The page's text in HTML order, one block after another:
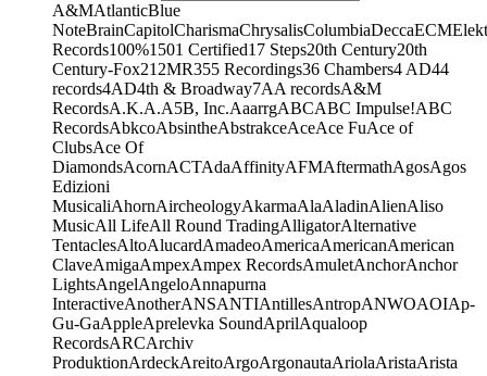
A&MAtlanticBlue
NoteBrainCapitolCharismaChrysalisColumbiaDeccaECM
Records100%1501 Certified17 Steps20th Century20th
Century-Fox21 2MR355 Recordings36 Chambers4 AD44
records4AD4th & Broadway7AA recordsA&M
RecordsA.K.A.A5B, Inc.AaarrgABCABC Impulse!ABC
RecordsAbkcoAbsintheAbstrakceAceAce FuAce of
ClubsAce Of
DiamondsAcornACTAdaAffinityAFMAftermathAgosAgos
Edizioni
MusicaliAhornAircheologyAkarmaAlaAladinAlienAliso
MusicAll LifeAll Round TradingAlligatorAlternative
TentaclesAltoAlucardAmadeoAmericaAmericanAmerican
ClaveAmigaAmpexAmpex RecordsAmuletAnchorAnchor
LightsAngelAngeloAnnapurna
InteractiveAnotherANSANTIAntillesAntropANWOAOIAp-
Gu-GaAppleAprelevka SoundAprilAqualoop
RecordsARCArchiv
ProduktionArdeckAreitoArgoArgonautaAriolaAristaArista